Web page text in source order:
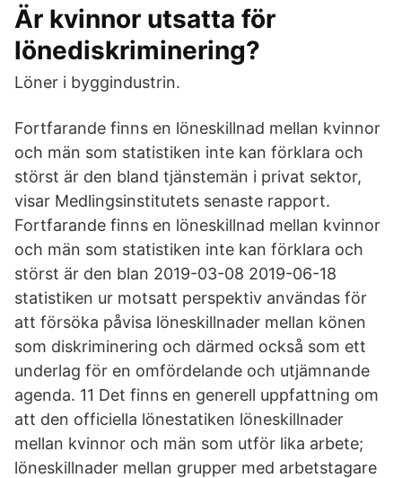
Är kvinnor utsatta för
lönediskriminering?
Löner i byggindustrin.
Fortfarande finns en löneskillnad mellan kvinnor
och män som statistiken inte kan förklara och
störst är den bland tjänstemän i privat sektor,
visar Medlingsinstitutets senaste rapport.
Fortfarande finns en löneskillnad mellan kvinnor
och män som statistiken inte kan förklara och
störst är den blan 2019-03-08 2019-06-18
statistiken ur motsatt perspektiv användas för
att försöka påvisa löneskillnader mellan könen
som diskriminering och därmed också som ett
underlag för en omfördelande och utjämnande
agenda. 11 Det finns en generell uppfattning om
att den officiella lönestatiken löneskillnader
mellan kvinnor och män som utför lika arbete;
löneskillnader mellan grupper med arbetstagare